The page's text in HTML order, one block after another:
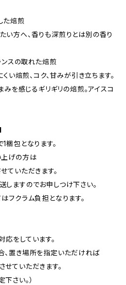
た焙煎
方へ、香りも深煎りとは別の香り
スの取れた焙煎
い焙煎、コク、甘みが引き立ちます。
を感じるギリギリの焙煎。アイスコ
包となります。
上げの方は
ていただきます。
しますのでお申しつけ下さい。
フクラム負担となります。
をしています。
、置き場所を指定いただければ
ていただきます。
さい。）